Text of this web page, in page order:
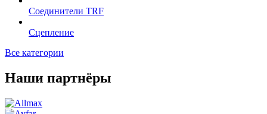
Соединители TRF
Сцепление
Все категории
Наши партнёры